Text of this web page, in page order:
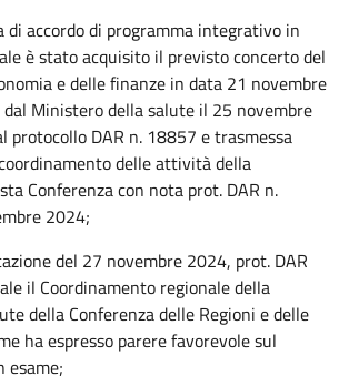
di accordo di programma integrativo in
è stato acquisito il previsto concerto del
e delle finanze in data 21 novembre
Ministero della salute il 25 novembre
protocollo DAR n. 18857 e trasmessa
delle attività della
Conferenza con nota prot. DAR n.
2024;
del 27 novembre 2024, prot. DAR
il Coordinamento regionale della
della Conferenza delle Regioni e delle
ha espresso parere favorevole sul
esame;